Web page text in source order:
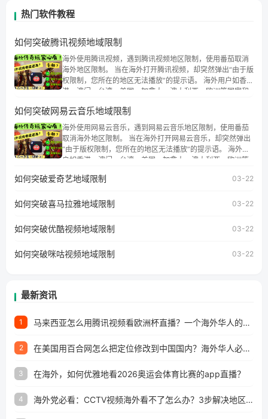
热门软件教程
如何突破腾讯视频地域限制
海外使用腾讯视频，遇到腾讯视频地区限制，使用番茄取消
海外地区限制。 当在海外打开腾讯视频，却突然弹出“由于版
权限制，您所在的地区无法播放”的提示语。 海外用户如香
港、澳门、台湾、美国、加拿大、澳大利亚、欧洲等国家和
权限制问题，且仅能在中国大陆地区播放。 遇到这个问题的
朋友们，使用番茄回国加速器，即可解决「海外用户收听腾
讯视频地区版权限制」的问题，无论人在香港、澳门、台
湾、美国、加拿大、澳大利亚、欧洲等国家和地区工作、留
学、定居等，都可以使用，不再因地区和版权限制所困扰。
如何突破网易云音乐地域限制
海外使用网易云音乐，遇到网易云音乐地区限制，使用番茄
取消海外地区限制。 当在海外打开网易云音乐，却突然弹出
“由于版权限制，您所在的地区无法播放”的提示语。 海外用
户如香港、澳门、台湾、美国、加拿大、澳大利亚、欧洲等
地区及版权限制问题，且仅能在中国大陆地区播放。 遇到这
户收听网易云音乐地区版权限制」的问题，无论人在香港、
工作、留学、定居等，都可以使用，不再因地区和版权限制
所困扰。
如何突破爱奇艺地域限制 03-22
如何突破喜马拉雅地域限制 03-22
如何突破优酷视频地域限制 03-22
如何突破咪咕视频地域限制 03-22
最新资讯
1 马来西亚怎么用腾讯视频看欧洲杯直播？一个海外华人的真实困扰与破解
2 在美国用百合网怎么把定位修改到中国国内？海外华人必备的回国加速指南
3 在海外，如何优雅地看2026奥运会体育比赛的app直播？
4 海外党必看：CCTV视频海外看不了怎么办？3步解决地区限制+追剧自由